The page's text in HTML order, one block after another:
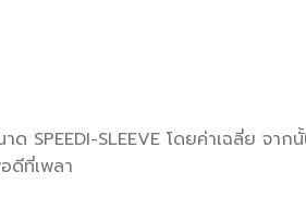
SPEEDI-SLEEVE โดยค่าเฉลี่ย จาก
ดีที่เพลา